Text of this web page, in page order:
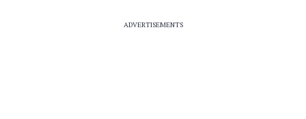
ADVERTISEMENTS